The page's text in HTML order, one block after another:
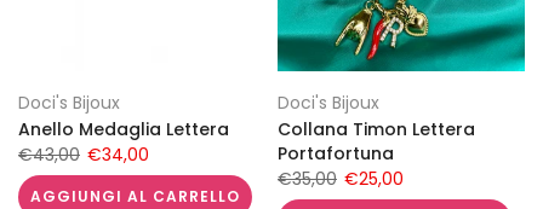
Doci's Bijoux
Anello Medaglia Lettera
€43,00 €34,00
AGGIUNGI AL CARRELLO
Doci's Bijoux
Collana Timon Lettera
Portafortuna
€35,00 €25,00